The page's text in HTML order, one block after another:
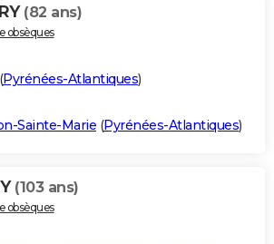
(82 ans)
obsèques
Pyrénées-Atlantiques)
Sainte-Marie (Pyrénées-Atlantiques)
(103 ans)
obsèques